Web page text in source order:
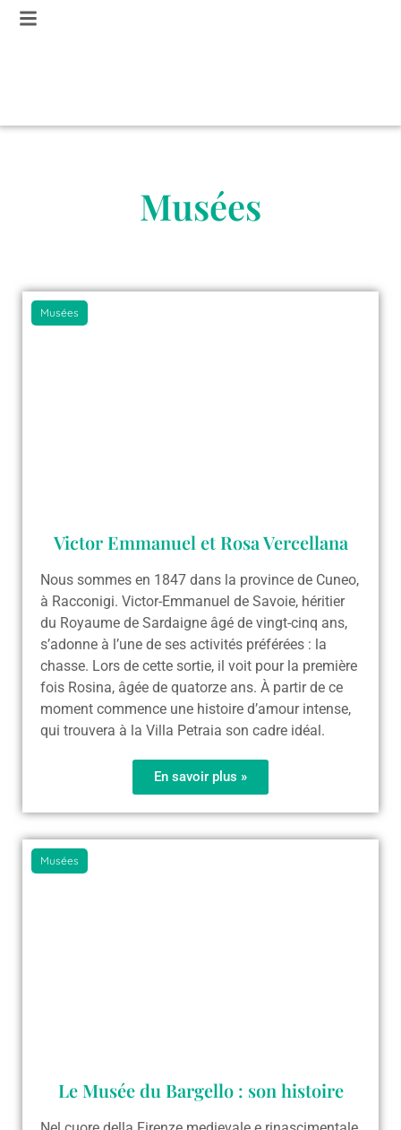
Musées
Musées
Victor Emmanuel et Rosa Vercellana
Nous sommes en 1847 dans la province de Cuneo,
à Racconigi. Victor-Emmanuel de Savoie, héritier
du Royaume de Sardaigne âgé de vingt-cinq ans,
s’adonne à l’une de ses activités préférées : la
chasse. Lors de cette sortie, il voit pour la première
fois Rosina, âgée de quatorze ans. À partir de ce
moment commence une histoire d’amour intense,
qui trouvera à la Villa Petraia son cadre idéal.
En savoir plus »
Musées
Le Musée du Bargello : son histoire